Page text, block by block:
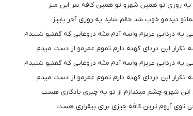
یه روزی تو همین شهرو تو همین کافه سر این میز
دیدمو خوب شد حالم شاید یه روزی آخر پاییز
یه دردایی عزیزم واسه آدم مثه دروغایی که گفتیو شنیدم
تکرار این دردای کهنه دارم تموم عمرمو از دست میدم
یه دردایی عزیزم واسه آدم مثه دروغایی که گفتیو شنیدم
تکرار این دردای کهنه دارم تموم عمرمو از دست میدم
شهرو چشم میندازم از تو یه چیزی یادگاری هست
توی آروم ترین کافه چیزی برای بیقراری هست